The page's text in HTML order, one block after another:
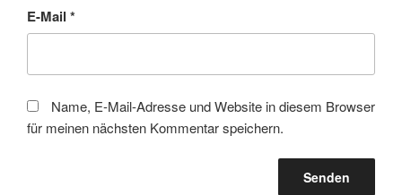
E-Mail *
Name, E-Mail-Adresse und Website in diesem Browser
für meinen nächsten Kommentar speichern.